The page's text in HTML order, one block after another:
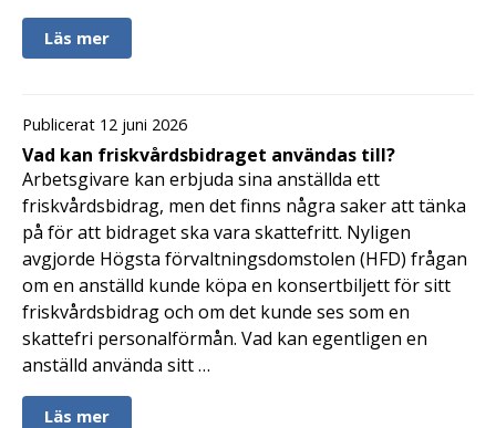
Läs mer
Publicerat 12 juni 2026
Vad kan friskvårdsbidraget användas till?
Arbetsgivare kan erbjuda sina anställda ett
friskvårdsbidrag, men det finns några saker att tänka
på för att bidraget ska vara skattefritt. Nyligen
avgjorde Högsta förvaltningsdomstolen (HFD) frågan
om en anställd kunde köpa en konsertbiljett för sitt
friskvårdsbidrag och om det kunde ses som en
skattefri personalförmån. Vad kan egentligen en
anställd använda sitt …
Läs mer